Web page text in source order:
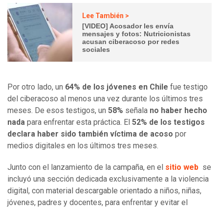
Lee También >
[VIDEO] Acosador les envía
mensajes y fotos: Nutricionistas
acusan ciberacoso por redes
sociales
Por otro lado, un 64% de los jóvenes en Chile fue testigo
del ciberacoso al menos una vez durante los últimos tres
meses. De esos testigos, un 58% señala no haber hecho
nada para enfrentar esta práctica. El 52% de los testigos
declara haber sido también víctima de acoso por
medios digitales en los últimos tres meses.
Junto con el lanzamiento de la campaña, en el sitio web se
incluyó una sección dedicada exclusivamente a la violencia
digital, con material descargable orientado a niños, niñas,
jóvenes, padres y docentes, para enfrentar y evitar el